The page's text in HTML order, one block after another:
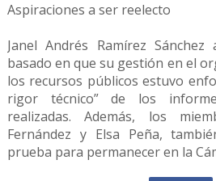
Aspiraciones a ser reelecto
Janel Andrés Ramírez
basado en que su gestión en el
los recursos públicos estuvo
rigor técnico” de los
realizadas. Además, los
Fernández y Elsa Peña,
prueba para permanecer en la